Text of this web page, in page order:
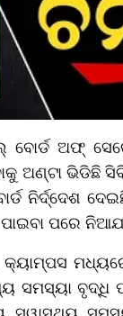
ବୋର୍ଡ ଅଫ୍
ଅଣ୍ଟା ଭିଡିଛି
ନିର୍ଦ୍ଦେଶ
ପରେ
କ୍ୟାମ୍ପସ
ବୃଦ୍ଧି